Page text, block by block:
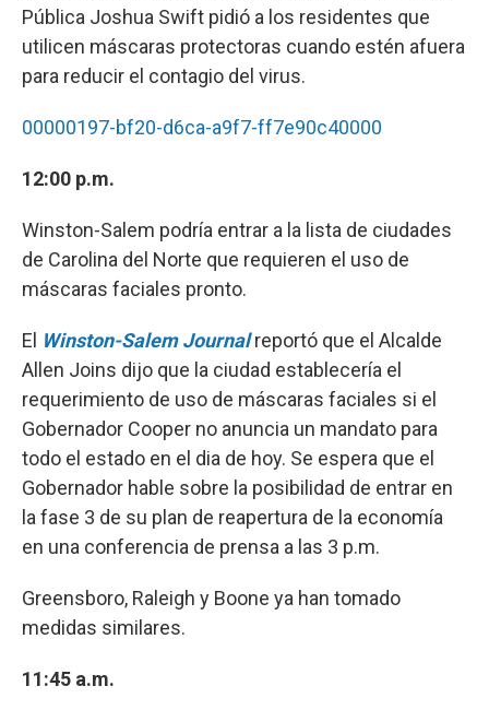
Pública Joshua Swift pidió a los residentes que
utilicen máscaras protectoras cuando estén afuera
para reducir el contagio del virus.
00000197-bf20-d6ca-a9f7-ff7e90c40000
12:00 p.m.
Winston-Salem podría entrar a la lista de ciudades
de Carolina del Norte que requieren el uso de
máscaras faciales pronto.
El Winston-Salem Journalreportó que el Alcalde
Allen Joins dijo que la ciudad establecería el
requerimiento de uso de máscaras faciales si el
Gobernador Cooper no anuncia un mandato para
todo el estado en el dia de hoy. Se espera que el
Gobernador hable sobre la posibilidad de entrar en
la fase 3 de su plan de reapertura de la economía
en una conferencia de prensa a las 3 p.m.
Greensboro, Raleigh y Boone ya han tomado
medidas similares.
11:45 a.m.